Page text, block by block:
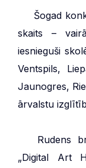
Šogad
skaits –
iesnieguši
Ventspils,
Jaunogres,
ārvalstu
Rudens
„Digital Art